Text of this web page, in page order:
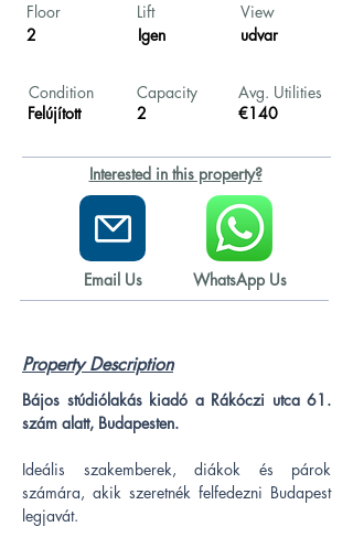
Floor
2
Lift
Igen
View
udvar
Condition
Felújított
Capacity
2
Avg. Utilities
€140
Interested in this property?
Email Us WhatsApp Us
Property Description
Bájos stúdiólakás kiadó a Rákóczi utca 61.
szám alatt, Budapesten.
Ideális szakemberek, diákok és párok
számára, akik szeretnék felfedezni Budapest
legjavát.